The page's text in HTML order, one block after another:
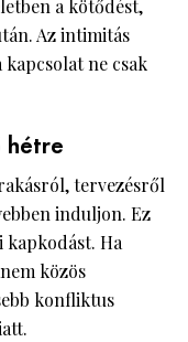
a kötődést,
Az intimitás
ne csak
hétre
tervezésről
induljon. Ez
kapkodást. Ha
közös
konfliktus